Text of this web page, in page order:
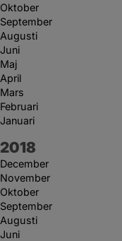
Oktober
September
Augusti
Juni
Maj
April
Mars
Februari
Januari
År:
2018
December
November
Oktober
September
Augusti
Juni